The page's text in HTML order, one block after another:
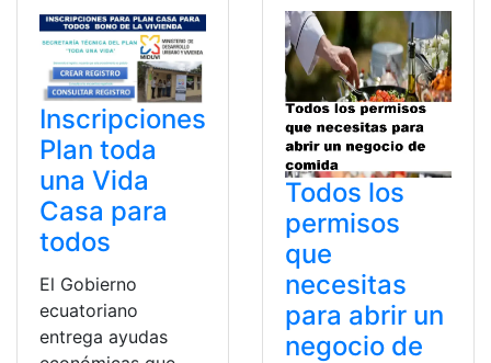
Inscripciones
Plan toda
una Vida
Casa para
todos
El Gobierno
ecuatoriano
entrega ayudas
Todos los
permisos
que
necesitas
para abrir un
negocio de